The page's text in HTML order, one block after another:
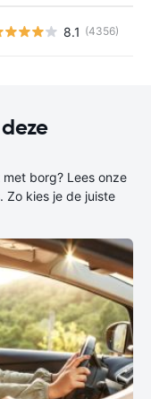
8.1 (4356)
borg? Lees onze
Zo kies je de juiste